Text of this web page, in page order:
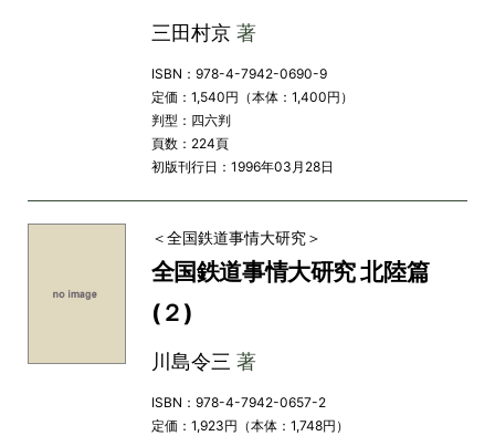
三田村京著
ISBN：978-4-7942-0690-9
定価：1,540円（本体：1,400円）
判型：四六判
頁数：224頁
初版刊行日：1996年03月28日
＜全国鉄道事情大研究＞
全国鉄道事情大研究 北陸篇
(２)
川島令三 著
ISBN：978-4-7942-0657-2
定価：1,923円（本体：1,748円）